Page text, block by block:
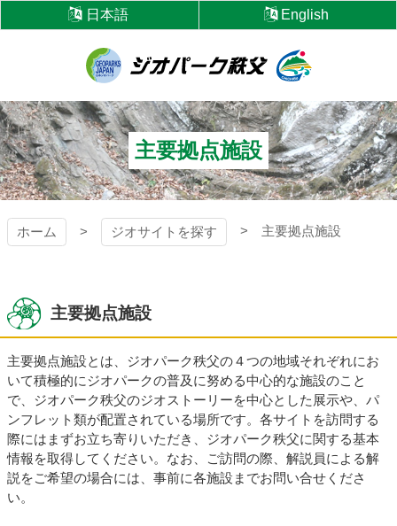
ン
本
文
へ
ス
キ
ッ
プ
日本語 English
ジオパーク秩父
主要拠点施設
ホーム ジオサイトを探す 主要拠点施設
主要拠点施設
主要拠点施設とは、ジオパーク秩父の４つの地域それぞれにお
いて積極的にジオパークの普及に努める中心的な施設のこと
で、ジオパーク秩父のジオストーリーを中心とした展示や、パ
ンフレット類が配置されている場所です。各サイトを訪問する
際にはまずお立ち寄りいただき、ジオパーク秩父に関する基本
情報を取得してください。なお、ご訪問の際、解説員による解
説をご希望の場合には、事前に各施設までお問い合せくださ
い。